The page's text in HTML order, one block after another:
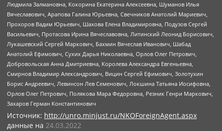
Людмила Залмановна, Кокорина Екатерина Алексеевна, Шуманов Илья
Вячеславович, Арапова Галина Юрьевна, Свечников Анатолий Мариевич,
Прохоров Вадим Юрьевич, Шахова Елена Владимировна, Подузов Сергей
Васильевич, Протасова Ирина Вячеславовна, Литинский Леонид Борисович,
Лукашевский Сергей Маркович, Бахмин Вячеслав Иванович, Шабад
Анатолий Ефимович, Сухих Дарья Николаевна, Орлов Олег Петрович,
Добровольская Анна Дмитриевна, Королева Александра Евгеньевна,
Смирнов Владимир Александрович, Вицин Сергей Ефимович, Золотухин
Борис Андреевич, Левинсон Лев Семенович, Локшина Татьяна Иосифовна,
Орлов Олег Петрович, Полякова Мара Федоровна, Резник Генри Маркович,
Захаров Герман Константинович
Источник: http://unro.minjust.ru/NKOForeignAgent.aspx
данные на 24.03.2022